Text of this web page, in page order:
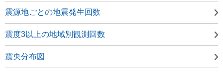
震源地ごとの地震発生回数
震度3以上の地域別観測回数
震央分布図